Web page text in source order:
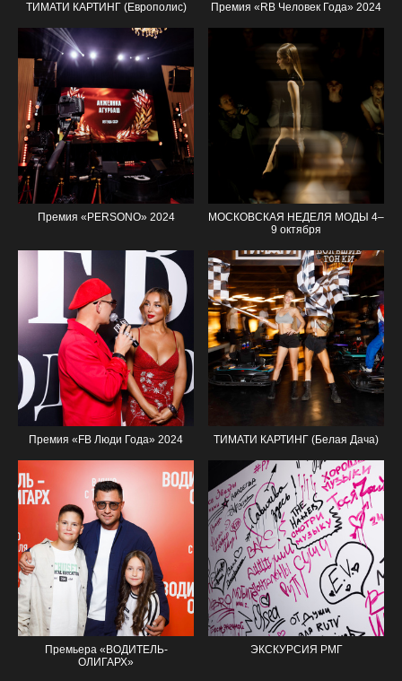
ТИМАТИ КАРТИНГ (Европолис) Премия «RB Человек Года» 2024
Премия «PERSONO» 2024
МОСКОВСКАЯ НЕДЕЛЯ МОДЫ 4–
9 октября
Премия «FB Люди Года» 2024 ТИМАТИ КАРТИНГ (Белая Дача)
Премьера «ВОДИТЕЛЬ-
ОЛИГАРХ»
ЭКСКУРСИЯ РМГ